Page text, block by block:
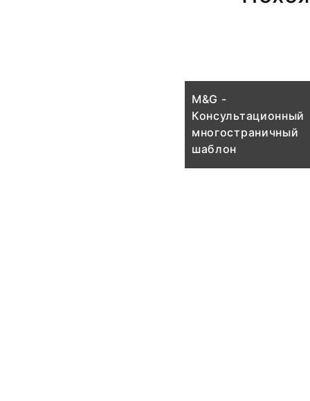
M&G -
Консультационный
многостраничный
шаблон